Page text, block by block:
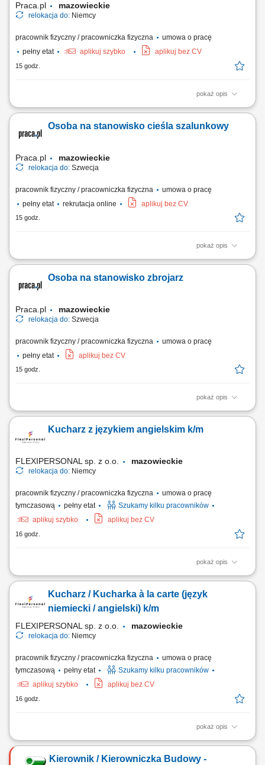
Praca.pl mazowieckie
relokacja do: Niemcy
pracownik fizyczny / pracowniczka fizyczna
umowa o pracę
pełny etat
aplikuj szybko aplikuj bez CV
15 godz.
pokaż opis
Opis stanowiska: Kompleksowy montaż oraz demontaż systemów
Prowadzenie prac instalacyjnych bezpośrednio na ciągach
rurociągowych, instalacjach technicznych oraz zbiornikach
Osoba na stanowisko cieśla szalunkowy
Praca.pl mazowieckie
relokacja do: Szwecja
pracownik fizyczny / pracowniczka fizyczna
umowa o pracę
pełny etat
rekrutacja online aplikuj bez CV
15 godz.
pokaż opis
Twój zakres obowiązków Montaż szalunków.
Osoba na stanowisko zbrojarz
Praca.pl mazowieckie
relokacja do: Szwecja
pracownik fizyczny / pracowniczka fizyczna
umowa o pracę
pełny etat
aplikuj bez CV
15 godz.
pokaż opis
Opis stanowiska Tworzenie i montowanie konstrukcji stalowych, zbrojeń
Kucharz z językiem angielskim k/m
FLEXIPERSONAL sp. z o.o. mazowieckie
relokacja do: Niemcy
pracownik fizyczny / pracowniczka fizyczna
umowa o pracę
tymczasową
pełny etat
Szukamy kilku pracowników
aplikuj szybko
aplikuj bez CV
16 godz.
pokaż opis
Opis stanowiska: Przygotowywanie dań à la carte; Dbanie o smak,
zapasów i organizacja pracy; Utrzymanie porządku i standardów
higieny; Czego oczekujemy: Doświadczenia jako kucharz; Znajomości
Kucharz / Kucharka à la carte (język
niemiecki / angielski) k/m
FLEXIPERSONAL sp. z o.o. mazowieckie
relokacja do: Niemcy
pracownik fizyczny / pracowniczka fizyczna
umowa o pracę
tymczasową
pełny etat
Szukamy kilku pracowników
aplikuj szybko
aplikuj bez CV
16 godz.
pokaż opis
Opis stanowiska Samodzielne prowadzenie powierzonej sekcji
Monitorowanie standardów jakościowych oraz dbałość o powtarzalność
Kierownik / Kierowniczka Budowy -